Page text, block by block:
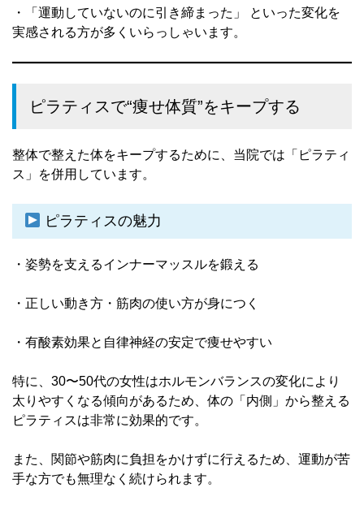
・「運動していないのに引き締まった」 といった変化を
実感される方が多くいらっしゃいます。
ピラティスで“痩せ体質”をキープする
整体で整えた体をキープするために、当院では「ピラティ
ス」を併用しています。
ピラティスの魅力
・姿勢を支えるインナーマッスルを鍛える
・正しい動き方・筋肉の使い方が身につく
・有酸素効果と自律神経の安定で痩せやすい
特に、30〜50代の女性はホルモンバランスの変化により
太りやすくなる傾向があるため、体の「内側」から整える
ピラティスは非常に効果的です。
また、関節や筋肉に負担をかけずに行えるため、運動が苦
手な方でも無理なく続けられます。